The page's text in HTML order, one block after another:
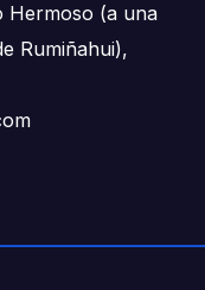
Hermoso (a una
Rumiñahui),